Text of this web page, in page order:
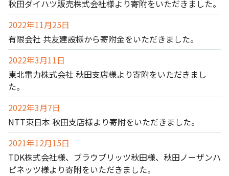
秋田ダイハツ販売株式会社様より寄附をいただきました。
2022年11月25日
有限会社 共友建設様から寄附金をいただきました。
2022年3月11日
東北電力株式会社 秋田支店様より寄附をいただきまし
た。
2022年3月7日
NTT東日本 秋田支店様より寄附をいただきました。
2021年12月15日
TDK株式会社様、ブラウブリッツ秋田様、秋田ノーザンハ
ピネッツ様より寄附をいただきました。